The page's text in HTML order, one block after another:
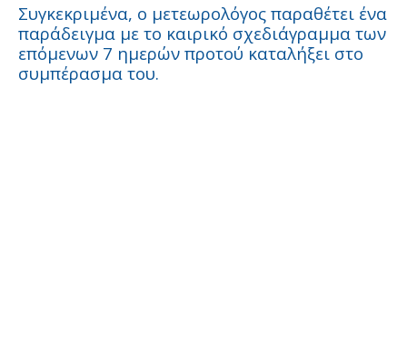
Συγκεκριμένα, ο μετεωρολόγος παραθέτει ένα
παράδειγμα με το καιρικό σχεδιάγραμμα των
επόμενων 7 ημερών προτού καταλήξει στο
συμπέρασμα του.